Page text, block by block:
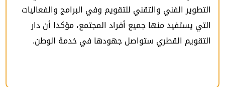
التطوير الفني والتقني للتقويم وفي البرامج والفعاليات
التي يستفيد منها جميع أفراد المجتمع، مؤكدا أن دار
التقويم القطري ستواصل جهودها في خدمة الوطن.